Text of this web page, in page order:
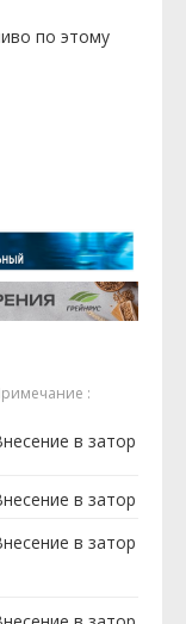
по этому
:
в затор
в затор
в затор